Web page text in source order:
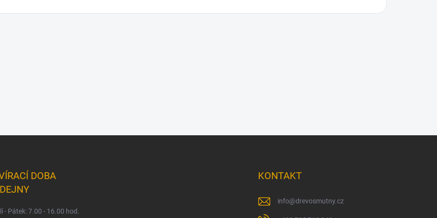
DOBA
- Pátek: 7.00 - 16.00 hod.
KONTAKT
info@drevosmutny.cz